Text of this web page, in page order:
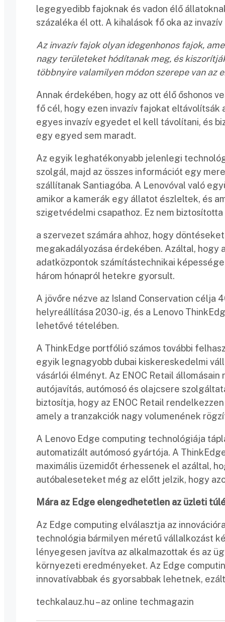
legegyedibb fajoknak és vadon élő
százaléka él ott. A kihalások fő oka az
Az invazív fajok olyan idegenhonos fajok,
nagy területeket hódítanak meg, és
többnyire valamilyen módon szerepe van az
Annak érdekében, hogy az ott élő őshonos
fő cél, hogy ezen invazív fajokat eltávolítsák
egyes invazív egyedet el kell távolítani, és
egy egyed sem maradt.
Az egyik leghatékonyabb jelenlegi
szolgál, majd az összes információt egy
szállítanak Santiagóba. A Lenovóval való
amikor a kamerák egy állatot észleltek, és
szigetvédelmi csapathoz. Ez nem
a szervezet számára ahhoz, hogy
megakadályozása érdekében. Azáltal,
adatközpontok számítástechnikai
három hónapról hetekre gyorsult.
A jövőre nézve az Island Conservation
helyreállítása 2030-ig, és a Lenovo
lehetővé tételében.
A ThinkEdge portfólió számos további
egyik legnagyobb dubai kiskereskedelmi
vásárlói élményt. Az ENOC Retail
autójavítás, autómosó és olajcsere
biztosítja, hogy az ENOC Retail
amely a tranzakciók nagy volumenének
A Lenovo Edge computing technológiája
automatizált autómosó gyártója. A
maximális üzemidőt érhessenek el azáltal,
autóbaleseteket még az előtt jelzik, hogy
Mára az Edge elengedhetetlen az üzleti
Az Edge computing elválasztja az
technológia bármilyen méretű vállalkozást
lényegesen javítva az alkalmazottak és az
környezeti eredményeket. Az Edge
innovatívabbak és gyorsabbak lehetnek,
techkalauz.hu – az online techmagazin